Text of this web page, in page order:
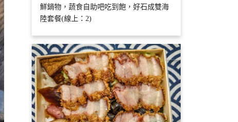
鮮鍋物，蔬食自助吧吃到飽，好石成雙海
陸套餐(線上：2)